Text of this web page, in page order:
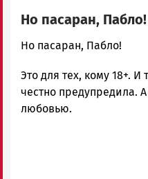
Но пасаран, Пабло!
admintimur
Петрозаводска
и
Карелии
Но пасаран, Пабло!
Это для тех, кому 18+.
честно предупредила.
любовью.